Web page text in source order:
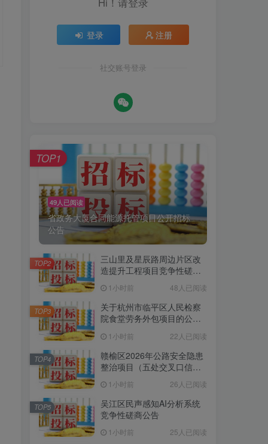
登录 注册
社交账号登录
49人已阅读
省政务大厦合同能源托管项目公开招标
公告
TOP1
三山里及星辰路周边片区改
造提升工程项目竞争性磋商
公告
1小时前 48人已阅读
TOP2
关于杭州市临平区人民检察
院食堂劳务外包项目的公开
有限公司]
1小时前 22人已阅读
TOP3
赣榆区2026年公路安全隐患
整治项目（五处交叉口信号
1小时前 26人已阅读
TOP4
吴江区民声感知AI分析系统
竞争性磋商公告
1小时前 25人已阅读
TOP5